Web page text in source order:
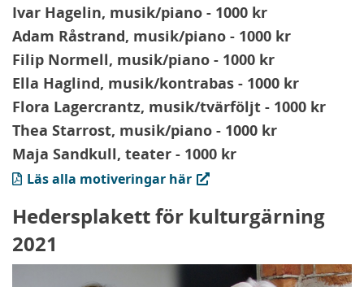
Ivar Hagelin, musik/piano - 1000 kr
Adam Råstrand, musik/piano - 1000 kr
Filip Normell, musik/piano - 1000 kr
Ella Haglind, musik/kontrabas - 1000 kr
Flora Lagercrantz, musik/tvärföljt - 1000 kr
Thea Starrost, musik/piano - 1000 kr
Maja Sandkull, teater - 1000 kr
Läs alla motiveringar här
(PDF, öppnas i ny flik)
Hedersplakett för kulturgärning
2021